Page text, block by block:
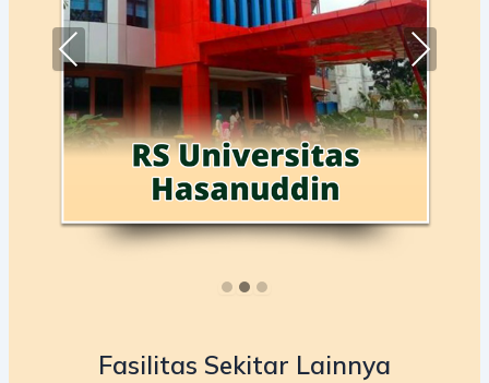
Fasilitas Sekitar Lainnya